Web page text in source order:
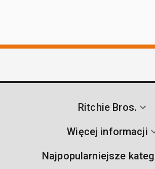
Ritchie Bros.
Więcej informacji
Najpopularniejsze